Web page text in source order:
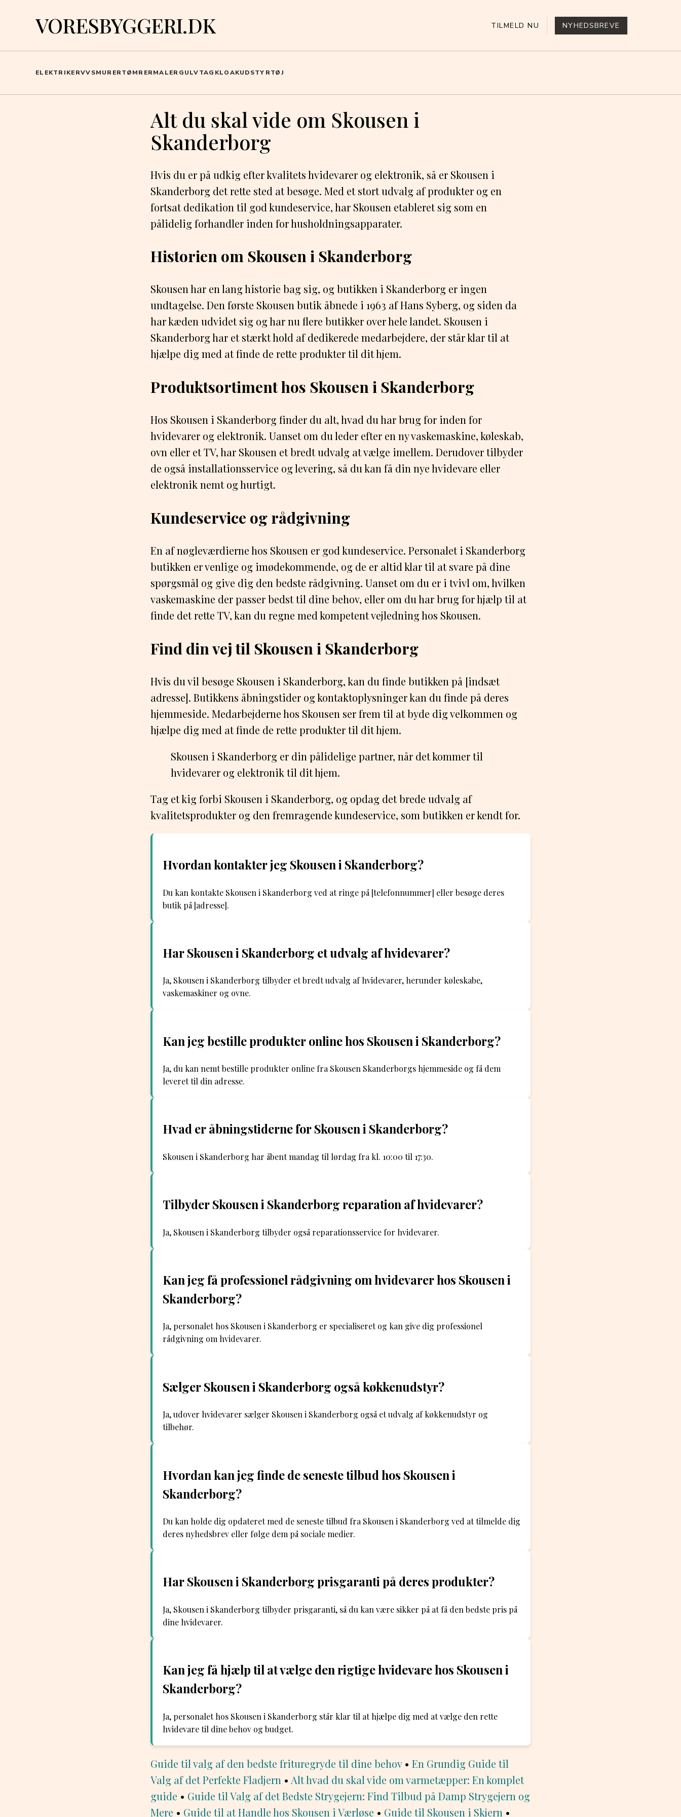
VORESBYGGERI.DK TILMELD NU NYHEDSBREVE
ELEKTRIKERVVSMURERTØMRERMALERGULVTAG KLOAKUDSTYRTØJ
Alt du skal vide om Skousen i
Skanderborg
Hvis du er på udkig efter kvalitets hvidevarer og elektronik, så er Skousen i
Skanderborg det rette sted at besøge. Med et stort udvalg af produkter og en
fortsat dedikation til god kundeservice, har Skousen etableret sig som en
pålidelig forhandler inden for husholdningsapparater.
Historien om Skousen i Skanderborg
Skousen har en lang historie bag sig, og butikken i Skanderborg er ingen
undtagelse. Den første Skousen butik åbnede i 1963 af Hans Syberg, og siden da
har kæden udvidet sig og har nu flere butikker over hele landet. Skousen i
Skanderborg har et stærkt hold af dedikerede medarbejdere, der står klar til at
hjælpe dig med at finde de rette produkter til dit hjem.
Produktsortiment hos Skousen i Skanderborg
Hos Skousen i Skanderborg finder du alt, hvad du har brug for inden for
hvidevarer og elektronik. Uanset om du leder efter en ny vaskemaskine, køleskab,
ovn eller et TV, har Skousen et bredt udvalg at vælge imellem. Derudover tilbyder
de også installationsservice og levering, så du kan få din nye hvidevare eller
elektronik nemt og hurtigt.
Kundeservice og rådgivning
En af nøgleværdierne hos Skousen er god kundeservice. Personalet i Skanderborg
butikken er venlige og imødekommende, og de er altid klar til at svare på dine
spørgsmål og give dig den bedste rådgivning. Uanset om du er i tvivl om, hvilken
vaskemaskine der passer bedst til dine behov, eller om du har brug for hjælp til at
finde det rette TV, kan du regne med kompetent vejledning hos Skousen.
Find din vej til Skousen i Skanderborg
Hvis du vil besøge Skousen i Skanderborg, kan du finde butikken på [indsæt
adresse]. Butikkens åbningstider og kontaktoplysninger kan du finde på deres
hjemmeside. Medarbejderne hos Skousen ser frem til at byde dig velkommen og
hjælpe dig med at finde de rette produkter til dit hjem.
Skousen i Skanderborg er din pålidelige partner, når det kommer til
hvidevarer og elektronik til dit hjem.
Tag et kig forbi Skousen i Skanderborg, og opdag det brede udvalg af
kvalitetsprodukter og den fremragende kundeservice, som butikken er kendt for.
Hvordan kontakter jeg Skousen i Skanderborg?
Du kan kontakte Skousen i Skanderborg ved at ringe på [telefonnummer] eller besøge deres
butik på [adresse].
Har Skousen i Skanderborg et udvalg af hvidevarer?
Ja, Skousen i Skanderborg tilbyder et bredt udvalg af hvidevarer, herunder køleskabe,
vaskemaskiner og ovne.
Kan jeg bestille produkter online hos Skousen i Skanderborg?
Ja, du kan nemt bestille produkter online fra Skousen Skanderborgs hjemmeside og få dem
leveret til din adresse.
Hvad er åbningstiderne for Skousen i Skanderborg?
Skousen i Skanderborg har åbent mandag til lørdag fra kl. 10:00 til 17:30.
Tilbyder Skousen i Skanderborg reparation af hvidevarer?
Ja, Skousen i Skanderborg tilbyder også reparationsservice for hvidevarer.
Kan jeg få professionel rådgivning om hvidevarer hos Skousen i
Skanderborg?
Ja, personalet hos Skousen i Skanderborg er specialiseret og kan give dig professionel
rådgivning om hvidevarer.
Sælger Skousen i Skanderborg også køkkenudstyr?
Ja, udover hvidevarer sælger Skousen i Skanderborg også et udvalg af køkkenudstyr og
tilbehør.
Hvordan kan jeg finde de seneste tilbud hos Skousen i
Skanderborg?
Du kan holde dig opdateret med de seneste tilbud fra Skousen i Skanderborg ved at tilmelde dig
deres nyhedsbrev eller følge dem på sociale medier.
Har Skousen i Skanderborg prisgaranti på deres produkter?
Ja, Skousen i Skanderborg tilbyder prisgaranti, så du kan være sikker på at få den bedste pris på
dine hvidevarer.
Kan jeg få hjælp til at vælge den rigtige hvidevare hos Skousen i
Skanderborg?
Ja, personalet hos Skousen i Skanderborg står klar til at hjælpe dig med at vælge den rette
hvidevare til dine behov og budget.
Guide til valg af den bedste frituregryde til dine behov• En Grundig Guide til
Valg af det Perfekte Fladjern • Alt hvad du skal vide om varmetæpper: En komplet
guide • Guide til Valg af det Bedste Strygejern: Find Tilbud på Damp Strygejern og
Mere • Guide til at Handle hos Skousen i Værløse • Guide til Skousen i Skjern •